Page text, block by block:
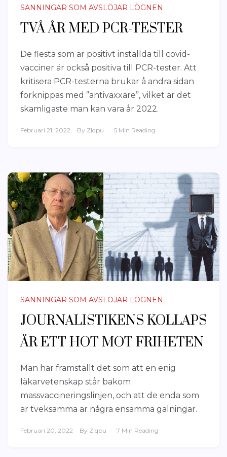
SANNINGAR SOM AVSLÖJAR LÖGNEN
TVÅ ÅR MED PCR-TESTER
De flesta som är positivt inställda till covid-
vacciner är också positiva till PCR-tester. Att
kritisera PCR-testerna brukar å andra sidan
förknippas med ”antivaxxare”, vilket är det
skamligaste man kan vara år 2022.
Februari 21, 2022 By Zlqpu 5 Min Reading
SANNINGAR SOM AVSLÖJAR LÖGNEN
JOURNALISTIKENS KOLLAPS
ÄR ETT HOT MOT FRIHETEN
Man har framställt det som att en enig
läkarvetenskap står bakom
massvaccineringslinjen, och att de enda som
är tveksamma är några ensamma galningar.
Februari 20, 2022 By Zlqpu 7 Min Reading